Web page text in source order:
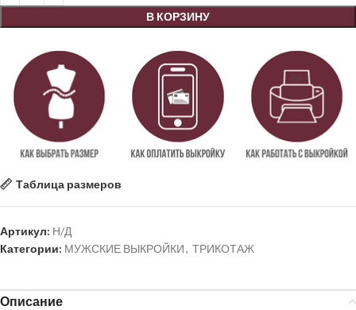
В КОРЗИНУ
Таблица размеров
Артикул: Н/Д
Категории: МУЖСКИЕ ВЫКРОЙКИ, ТРИКОТАЖ
Описание